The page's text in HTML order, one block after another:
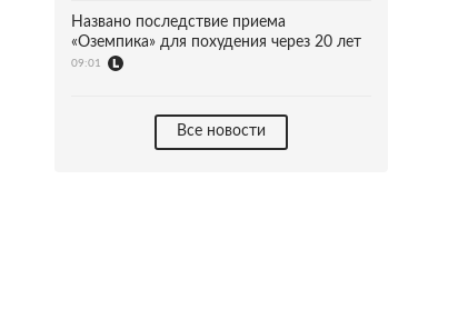
Названо последствие приема
«Оземпика» для похудения через 20 лет
09:01
Все новости